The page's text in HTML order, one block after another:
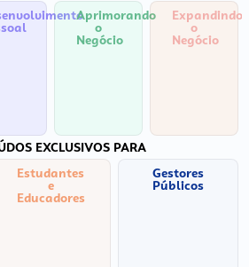
Aprimorando
o
Negócio
Expandindo
o
Negócio
EXCLUSIVOS PARA
Estudantes
e
Educadores
Gestores
Públicos